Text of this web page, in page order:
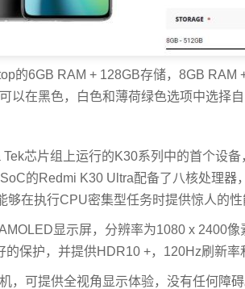
的6GB RAM + 128GB存储，8GB RAM
以在黑色，白色和薄荷绿色选项中选择自
芯片组上运行的K30系列中的首个设
的Redmi K30 Ultra配备了八核处理器
够在执行CPU密集型任务时提供惊人的性
显示屏，分辨率为1080 x 2400
保护，并提供HDR10 +，120Hz刷新率
，可提供全视角显示体验，没有任何障